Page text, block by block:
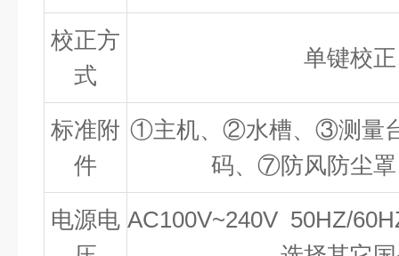
校正方
式
单键校
标准附
件
①主机、②水槽、③测量
码、⑦防风防尘
电源电 AC100V~240V 50HZ/